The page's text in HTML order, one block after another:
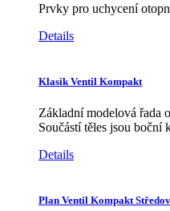
Prvky pro uchycení
Details
Klasik Ventil Kompakt
Základní modelová řada
Součástí těles jsou boční
Details
Plan Ventil Kompakt